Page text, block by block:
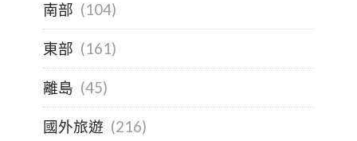
南部 (104)
東部 (161)
離島 (45)
國外旅遊 (216)